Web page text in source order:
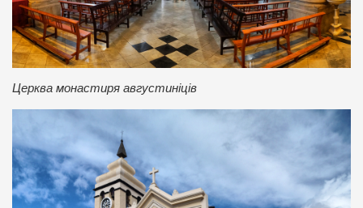
Церква монастиря августиніців